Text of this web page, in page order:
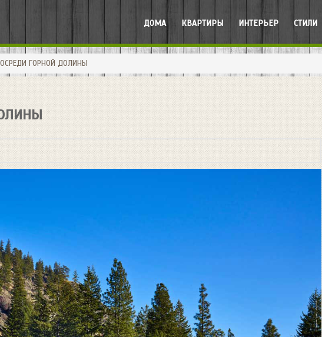
ДОМА КВАРТИРЫ ИНТЕРЬЕР СТИЛИ
ГОРНОЙ ДОЛИНЫ